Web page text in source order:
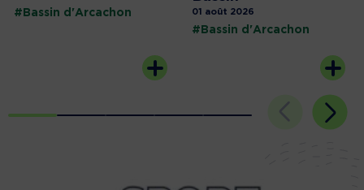
#Bassin d'Arcachon 01 août 2026
#Bassin d'Arcachon